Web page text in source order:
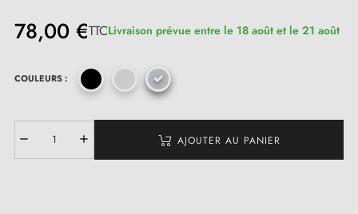
78,00 €TTCLivraison prévue entre le 18 août et le 21 août
COULEURS :
AJOUTER AU PANIER